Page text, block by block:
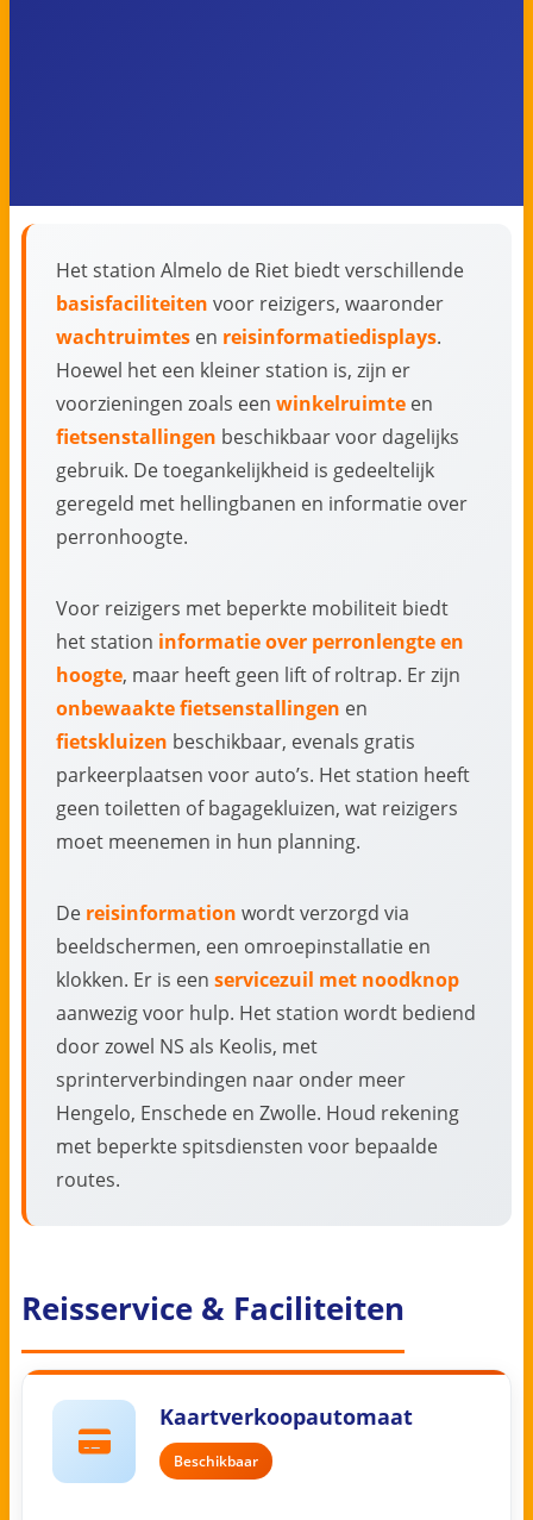
Het station Almelo de Riet biedt verschillende
basisfaciliteiten voor reizigers, waaronder
wachtruimtes en reisinformatiedisplays.
Hoewel het een kleiner station is, zijn er
voorzieningen zoals een winkelruimte en
fietsenstallingen beschikbaar voor dagelijks
gebruik. De toegankelijkheid is gedeeltelijk
geregeld met hellingbanen en informatie over
perronhoogte.
Voor reizigers met beperkte mobiliteit biedt
het station informatie over perronlengte en
hoogte, maar heeft geen lift of roltrap. Er zijn
onbewaakte fietsenstallingen en
fietskluizen beschikbaar, evenals gratis
parkeerplaatsen voor auto’s. Het station heeft
geen toiletten of bagagekluizen, wat reizigers
moet meenemen in hun planning.
De reisinformation wordt verzorgd via
beeldschermen, een omroepinstallatie en
klokken. Er is een servicezuil met noodknop
aanwezig voor hulp. Het station wordt bediend
door zowel NS als Keolis, met
sprinterverbindingen naar onder meer
Hengelo, Enschede en Zwolle. Houd rekening
met beperkte spitsdiensten voor bepaalde
routes.
Reisservice & Faciliteiten
Kaartverkoopautomaat
Beschikbaar